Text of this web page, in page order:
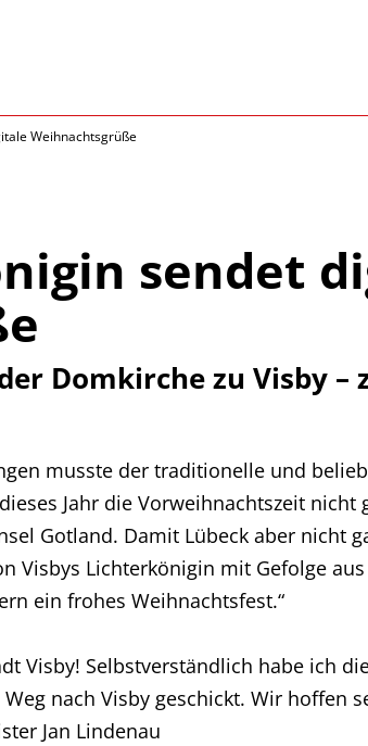
Weihnachtsgrüße
sendet
Domkirche zu Visby –
musste der traditionelle und
Jahr die Vorweihnachtszeit
Gotland. Damit Lübeck aber nicht
Visbys Lichterkönigin mit Gefolge
ein frohes Weihnachtsfest.“
Visby! Selbstverständlich habe ich
nach Visby geschickt. Wir hoffen
Jan Lindenau